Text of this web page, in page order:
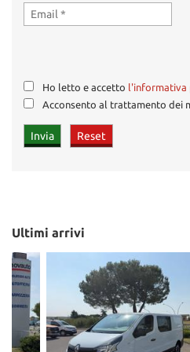
Ho letto e accetto l'informativa
Acconsento al trattamento dei
Ultimi arrivi